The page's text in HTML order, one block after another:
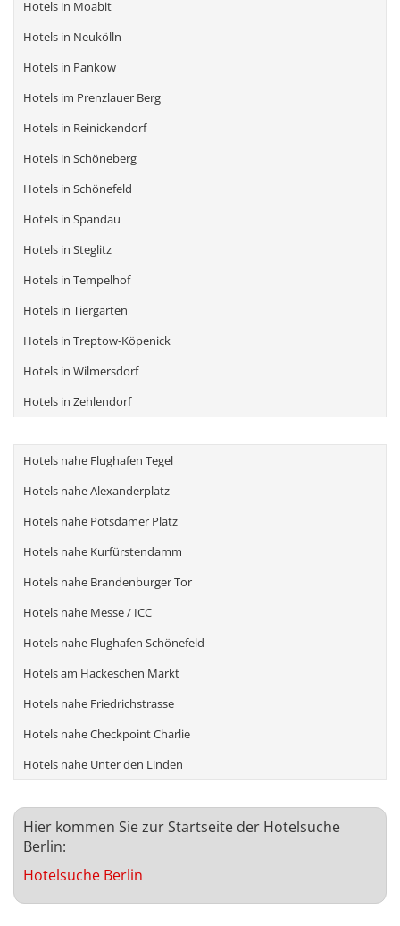
Hotels in Moabit
Hotels in Neukölln
Hotels in Pankow
Hotels im Prenzlauer Berg
Hotels in Reinickendorf
Hotels in Schöneberg
Hotels in Schönefeld
Hotels in Spandau
Hotels in Steglitz
Hotels in Tempelhof
Hotels in Tiergarten
Hotels in Treptow-Köpenick
Hotels in Wilmersdorf
Hotels in Zehlendorf
Hotels nahe Flughafen Tegel
Hotels nahe Alexanderplatz
Hotels nahe Potsdamer Platz
Hotels nahe Kurfürstendamm
Hotels nahe Brandenburger Tor
Hotels nahe Messe / ICC
Hotels nahe Flughafen Schönefeld
Hotels am Hackeschen Markt
Hotels nahe Friedrichstrasse
Hotels nahe Checkpoint Charlie
Hotels nahe Unter den Linden
Hier kommen Sie zur Startseite der Hotelsuche
Berlin:
Hotelsuche Berlin